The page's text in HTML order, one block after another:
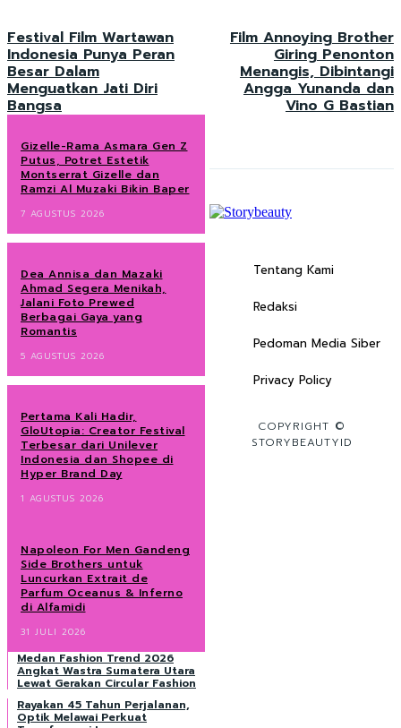
Festival Film Wartawan
Indonesia Punya Peran
Besar Dalam
Menguatkan Jati Diri
Bangsa
Film Annoying Brother
Giring Penonton
Menangis, Dibintangi
Angga Yunanda dan
Vino G Bastian
Gizelle-Rama Asmara Gen Z
Putus, Potret Estetik
Montserrat Gizelle dan
Ramzi Al Muzaki Bikin Baper
7 AGUSTUS 2026
Dea Annisa dan Mazaki
Ahmad Segera Menikah,
Jalani Foto Prewed
Berbagai Gaya yang
Romantis
5 AGUSTUS 2026
Pertama Kali Hadir,
GloUtopia: Creator Festival
Terbesar dari Unilever
Indonesia dan Shopee di
Hyper Brand Day
1 AGUSTUS 2026
Napoleon For Men Gandeng
Side Brothers untuk
Luncurkan Extrait de
Parfum Oceanus & Inferno
di Alfamidi
31 JULI 2026
Medan Fashion Trend 2026
Angkat Wastra Sumatera Utara
Lewat Gerakan Circular Fashion
Rayakan 45 Tahun Perjalanan,
Optik Melawai Perkuat
Tentang Kami
Redaksi
Pedoman Media Siber
Privacy Policy
COPYRIGHT ©
STORYBEAUTYID